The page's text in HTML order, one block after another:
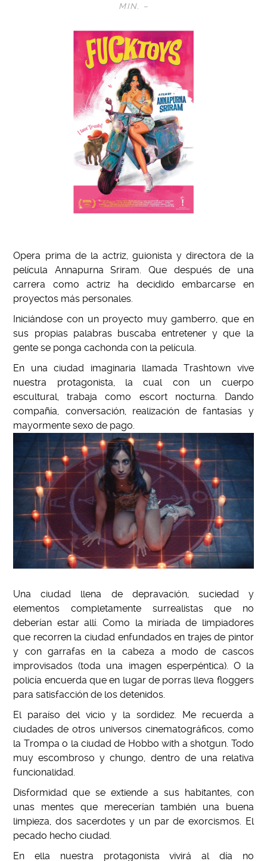
MIN. –
Opera prima de la actriz, guionista y directora de la
película Annapurna Sriram. Que después de una
carrera como actriz ha decidido embarcarse en
proyectos más personales.
Iniciándose con un proyecto muy gamberro, que en
sus propias palabras buscaba entretener y que la
gente se ponga cachonda con la película.
En una ciudad imaginaria llamada Trashtown vive
nuestra protagonista, la cual con un cuerpo
escultural, trabaja como escort nocturna. Dando
compañía, conversación, realización de fantasías y
mayormente sexo de pago.
Una ciudad llena de depravación, suciedad y
elementos completamente surrealistas que no
deberían estar allí. Como la miríada de limpiadores
que recorren la ciudad enfundados en trajes de pintor
y con garrafas en la cabeza a modo de cascos
improvisados (toda una imagen esperpéntica). O la
policía encuerda que en lugar de porras lleva floggers
para satisfacción de los detenidos.
El paraíso del vicio y la sordidez. Me recuerda a
ciudades de otros universos cinematográficos, como
la Trompa o la ciudad de Hobbo with a shotgun. Todo
muy escombroso y chungo, dentro de una relativa
funcionalidad.
Disformidad que se extiende a sus habitantes, con
unas mentes que merecerían también una buena
limpieza, dos sacerdotes y un par de exorcismos. El
pecado hecho ciudad.
En ella nuestra protagonista vivirá al día no